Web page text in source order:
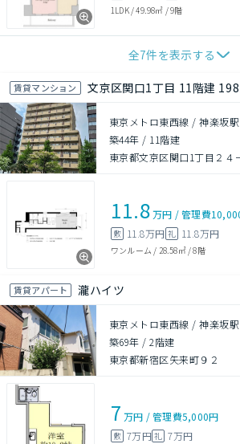
1LDK/49.98㎡ /9階
全7件を表示する
賃貸マンション 文京区関口1丁目 11階建
東京メトロ東西線 / 神楽坂
築44年 / 11階建
東京都文京区関口1丁目２４
11.8万円 /管理費
敷 11.8万円 礼 11.8万円
ワンルーム / 28.58㎡/8階
賃貸アパート 瀧ハイツ
東京メトロ東西線 / 神楽坂
築69年 /2階建
東京都新宿区矢来町９２
7 万円 /管理費5,000円
敷 7万円礼 7万円